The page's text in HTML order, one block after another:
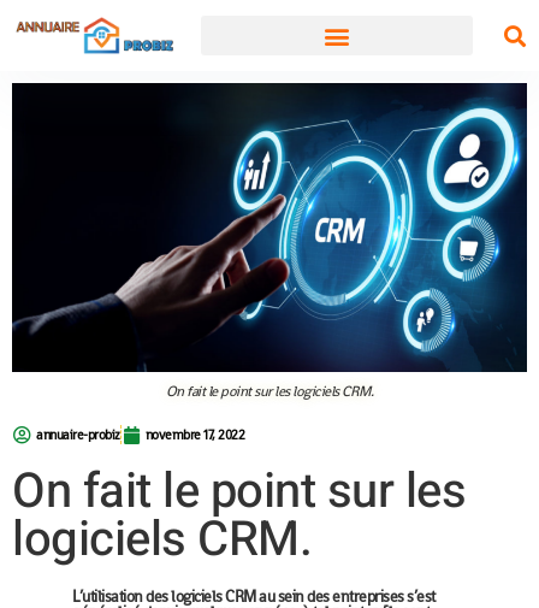
On fait le point sur les logiciels CRM.
annuaire-probiz novembre 17, 2022
On fait le point sur les
logiciels CRM.
L’utilisation des logiciels CRM au sein des entreprises s’est